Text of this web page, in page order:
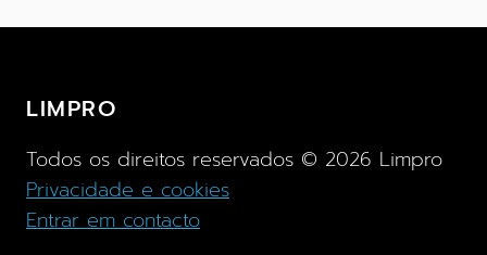
LIMPRO
Todos os direitos reservados © 2026 Limpro
Privacidade e cookies
Entrar em contacto